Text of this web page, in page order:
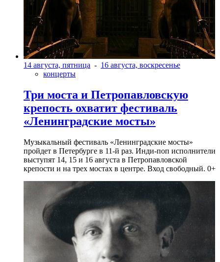
14 августа, пятница - 16 августа, воскресенье
концерты
Три моста и Петропавловскую
крепость охватит фестиваль
«Ленинградские мосты»
Музыкальный фестиваль «Ленинградские мосты»
пройдет в Петербурге в 11-й раз. Инди-поп исполнители
выступят 14, 15 и 16 августа в Петропавловской
крепости и на трех мостах в центре. Вход свободный. 0+